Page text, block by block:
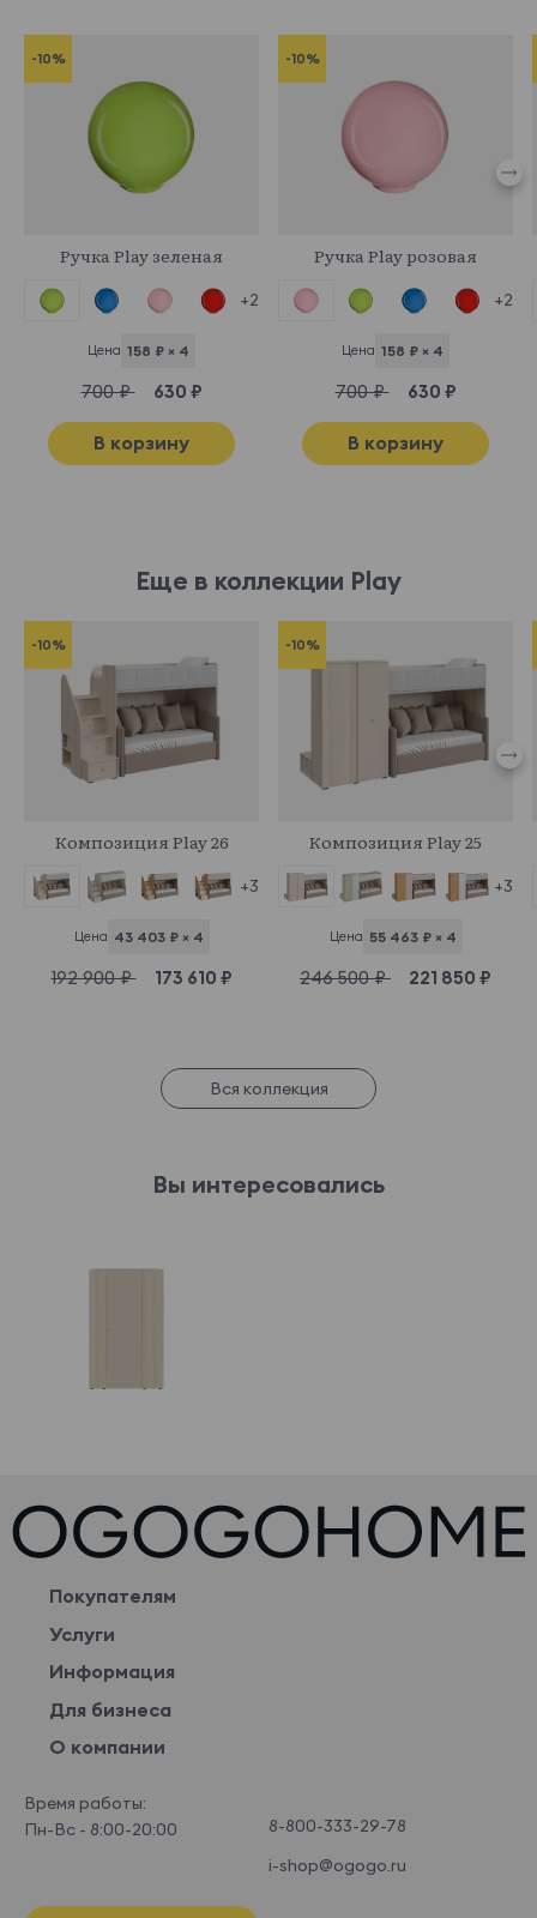
-10%
Ручка Play зеленая
+2
Цена 158 ₽ × 4
700 ₽ 630 ₽
В корзину
-10%
Ручка Play розовая
+2
Цена 158 ₽ × 4
700 ₽ 630 ₽
В корзину
Еще в коллекции Play
-10%
Композиция Play 26
+3
Цена 43 403 ₽ × 4
192 900 ₽ 173 610 ₽
-10%
Композиция Play 25
+3
Цена 55 463 ₽ × 4
246 500 ₽ 221 850 ₽
Вся коллекция
Вы интересовались
Покупателям
Услуги
Информация
Для бизнеса
О компании
Время работы:
Пн-Вс - 8:00-20:00
8-800-333-29-78
i-shop@ogogo.ru